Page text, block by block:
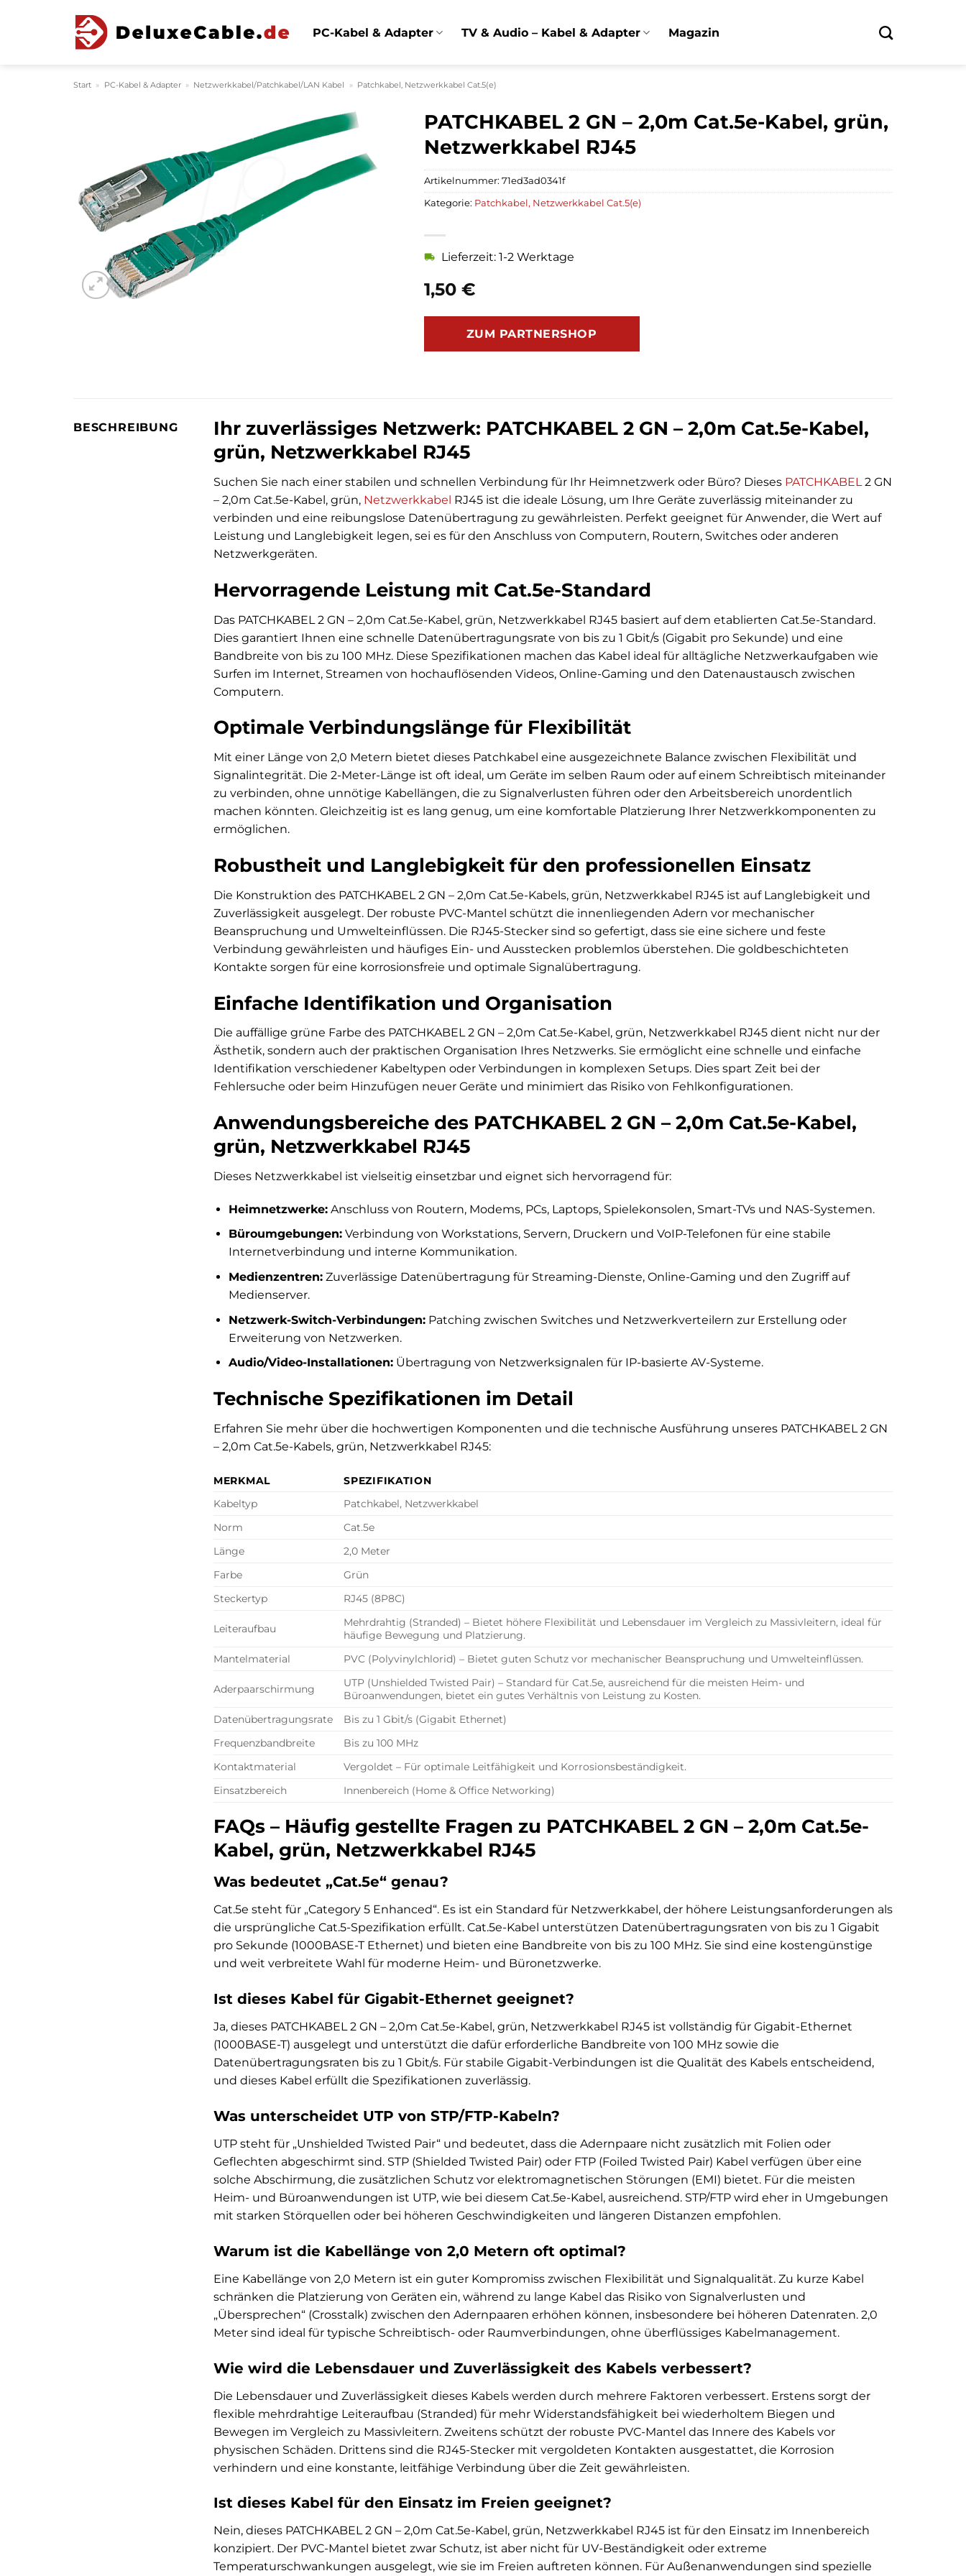
PC-Kabel & Adapter TV & Audio – Kabel & Adapter Magazin
Start » PC-Kabel & Adapter » Netzwerkkabel/Patchkabel/LAN Kabel » Patchkabel, Netzwerkkabel Cat.5(e)
PATCHKABEL 2 GN – 2,0m Cat.5e-Kabel, grün,
Netzwerkkabel RJ45
1,50 €
Lieferzeit: 1-2 Werktage
ZUM PARTNERSHOP
Artikelnummer: 71ed3ad0341f
Kategorie: Patchkabel, Netzwerkkabel Cat.5(e)
BESCHREIBUNG
Ihr zuverlässiges Netzwerk: PATCHKABEL 2 GN – 2,0m Cat.5e-Kabel,
grün, Netzwerkkabel RJ45
Suchen Sie nach einer stabilen und schnellen Verbindung für Ihr Heimnetzwerk oder Büro? Dieses PATCHKABEL2 GN
– 2,0m Cat.5e-Kabel, grün, Netzwerkkabel RJ45 ist die ideale Lösung, um Ihre Geräte zuverlässig miteinander zu
verbinden und eine reibungslose Datenübertragung zu gewährleisten. Perfekt geeignet für Anwender, die Wert auf
Leistung und Langlebigkeit legen, sei es für den Anschluss von Computern, Routern, Switches oder anderen
Netzwerkgeräten.
Hervorragende Leistung mit Cat.5e-Standard
Das PATCHKABEL 2 GN – 2,0m Cat.5e-Kabel, grün, Netzwerkkabel RJ45 basiert auf dem etablierten Cat.5e-Standard.
Dies garantiert Ihnen eine schnelle Datenübertragungsrate von bis zu 1 Gbit/s (Gigabit pro Sekunde) und eine
Bandbreite von bis zu 100 MHz. Diese Spezifikationen machen das Kabel ideal für alltägliche Netzwerkaufgaben wie
Surfen im Internet, Streamen von hochauflösenden Videos, Online-Gaming und den Datenaustausch zwischen
Computern.
Optimale Verbindungslänge für Flexibilität
Mit einer Länge von 2,0 Metern bietet dieses Patchkabel eine ausgezeichnete Balance zwischen Flexibilität und
Signalintegrität. Die 2-Meter-Länge ist oft ideal, um Geräte im selben Raum oder auf einem Schreibtisch miteinander
zu verbinden, ohne unnötige Kabellängen, die zu Signalverlusten führen oder den Arbeitsbereich unordentlich
machen könnten. Gleichzeitig ist es lang genug, um eine komfortable Platzierung Ihrer Netzwerkkomponenten zu
ermöglichen.
Robustheit und Langlebigkeit für den professionellen Einsatz
Die Konstruktion des PATCHKABEL 2 GN – 2,0m Cat.5e-Kabels, grün, Netzwerkkabel RJ45 ist auf Langlebigkeit und
Zuverlässigkeit ausgelegt. Der robuste PVC-Mantel schützt die innenliegenden Adern vor mechanischer
Beanspruchung und Umwelteinflüssen. Die RJ45-Stecker sind so gefertigt, dass sie eine sichere und feste
Verbindung gewährleisten und häufiges Ein- und Ausstecken problemlos überstehen. Die goldbeschichteten
Kontakte sorgen für eine korrosionsfreie und optimale Signalübertragung.
Einfache Identifikation und Organisation
Die auffällige grüne Farbe des PATCHKABEL 2 GN – 2,0m Cat.5e-Kabel, grün, Netzwerkkabel RJ45 dient nicht nur der
Ästhetik, sondern auch der praktischen Organisation Ihres Netzwerks. Sie ermöglicht eine schnelle und einfache
Identifikation verschiedener Kabeltypen oder Verbindungen in komplexen Setups. Dies spart Zeit bei der
Fehlersuche oder beim Hinzufügen neuer Geräte und minimiert das Risiko von Fehlkonfigurationen.
Anwendungsbereiche des PATCHKABEL 2 GN – 2,0m Cat.5e-Kabel,
grün, Netzwerkkabel RJ45
Dieses Netzwerkkabel ist vielseitig einsetzbar und eignet sich hervorragend für:
Heimnetzwerke:Anschluss von Routern, Modems, PCs, Laptops, Spielekonsolen, Smart-TVs und NAS-Systemen.
Büroumgebungen:Verbindung von Workstations, Servern, Druckern und VoIP-Telefonen für eine stabile
Internetverbindung und interne Kommunikation.
Medienzentren:Zuverlässige Datenübertragung für Streaming-Dienste, Online-Gaming und den Zugriff auf
Medienserver.
Netzwerk-Switch-Verbindungen:Patching zwischen Switches und Netzwerkverteilern zur Erstellung oder
Erweiterung von Netzwerken.
Audio/Video-Installationen:Übertragung von Netzwerksignalen für IP-basierte AV-Systeme.
Technische Spezifikationen im Detail
Erfahren Sie mehr über die hochwertigen Komponenten und die technische Ausführung unseres PATCHKABEL 2 GN
– 2,0m Cat.5e-Kabels, grün, Netzwerkkabel RJ45:
MERKMAL
SPEZIFIKATION
Kabeltyp
Patchkabel, Netzwerkkabel
Norm
Cat.5e
Länge
2,0 Meter
Farbe
Grün
Steckertyp
RJ45 (8P8C)
Leiteraufbau
Mehrdrahtig (Stranded) – Bietet höhere Flexibilität und Lebensdauer im Vergleich zu Massivleitern, ideal für
häufige Bewegung und Platzierung.
Mantelmaterial
PVC (Polyvinylchlorid) – Bietet guten Schutz vor mechanischer Beanspruchung und Umwelteinflüssen.
Aderpaarschirmung
UTP (Unshielded Twisted Pair) – Standard für Cat.5e, ausreichend für die meisten Heim- und
Büroanwendungen, bietet ein gutes Verhältnis von Leistung zu Kosten.
Datenübertragungsrate
Bis zu 1 Gbit/s (Gigabit Ethernet)
Frequenzbandbreite
Bis zu 100 MHz
Kontaktmaterial
Vergoldet – Für optimale Leitfähigkeit und Korrosionsbeständigkeit.
Einsatzbereich
Innenbereich (Home & Office Networking)
FAQs – Häufig gestellte Fragen zu PATCHKABEL 2 GN – 2,0m Cat.5e-
Kabel, grün, Netzwerkkabel RJ45
Was bedeutet „Cat.5e“ genau?
Cat.5e steht für „Category 5 Enhanced“. Es ist ein Standard für Netzwerkkabel, der höhere Leistungsanforderungen als
die ursprüngliche Cat.5-Spezifikation erfüllt. Cat.5e-Kabel unterstützen Datenübertragungsraten von bis zu 1 Gigabit
pro Sekunde (1000BASE-T Ethernet) und bieten eine Bandbreite von bis zu 100 MHz. Sie sind eine kostengünstige
und weit verbreitete Wahl für moderne Heim- und Büronetzwerke.
Ist dieses Kabel für Gigabit-Ethernet geeignet?
Ja, dieses PATCHKABEL 2 GN – 2,0m Cat.5e-Kabel, grün, Netzwerkkabel RJ45 ist vollständig für Gigabit-Ethernet
(1000BASE-T) ausgelegt und unterstützt die dafür erforderliche Bandbreite von 100 MHz sowie die
Datenübertragungsraten bis zu 1 Gbit/s. Für stabile Gigabit-Verbindungen ist die Qualität des Kabels entscheidend,
und dieses Kabel erfüllt die Spezifikationen zuverlässig.
Was unterscheidet UTP von STP/FTP-Kabeln?
UTP steht für „Unshielded Twisted Pair“ und bedeutet, dass die Adernpaare nicht zusätzlich mit Folien oder
Geflechten abgeschirmt sind. STP (Shielded Twisted Pair) oder FTP (Foiled Twisted Pair) Kabel verfügen über eine
solche Abschirmung, die zusätzlichen Schutz vor elektromagnetischen Störungen (EMI) bietet. Für die meisten
Heim- und Büroanwendungen ist UTP, wie bei diesem Cat.5e-Kabel, ausreichend. STP/FTP wird eher in Umgebungen
mit starken Störquellen oder bei höheren Geschwindigkeiten und längeren Distanzen empfohlen.
Warum ist die Kabellänge von 2,0 Metern oft optimal?
Eine Kabellänge von 2,0 Metern ist ein guter Kompromiss zwischen Flexibilität und Signalqualität. Zu kurze Kabel
schränken die Platzierung von Geräten ein, während zu lange Kabel das Risiko von Signalverlusten und
„Übersprechen“ (Crosstalk) zwischen den Adernpaaren erhöhen können, insbesondere bei höheren Datenraten. 2,0
Meter sind ideal für typische Schreibtisch- oder Raumverbindungen, ohne überflüssiges Kabelmanagement.
Wie wird die Lebensdauer und Zuverlässigkeit des Kabels verbessert?
Die Lebensdauer und Zuverlässigkeit dieses Kabels werden durch mehrere Faktoren verbessert. Erstens sorgt der
flexible mehrdrahtige Leiteraufbau (Stranded) für mehr Widerstandsfähigkeit bei wiederholtem Biegen und
Bewegen im Vergleich zu Massivleitern. Zweitens schützt der robuste PVC-Mantel das Innere des Kabels vor
physischen Schäden. Drittens sind die RJ45-Stecker mit vergoldeten Kontakten ausgestattet, die Korrosion
verhindern und eine konstante, leitfähige Verbindung über die Zeit gewährleisten.
Ist dieses Kabel für den Einsatz im Freien geeignet?
Nein, dieses PATCHKABEL 2 GN – 2,0m Cat.5e-Kabel, grün, Netzwerkkabel RJ45 ist für den Einsatz im Innenbereich
konzipiert. Der PVC-Mantel bietet zwar Schutz, ist aber nicht für UV-Beständigkeit oder extreme
Temperaturschwankungen ausgelegt, wie sie im Freien auftreten können. Für Außenanwendungen sind spezielle